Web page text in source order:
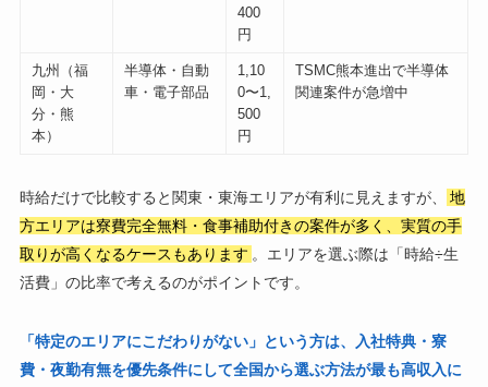
400
円
九州（福
岡・大
分・熊
本）
半導体・自動
車・電子部品
1,10
0〜1,
500
円
TSMC熊本進出で半導体
関連案件が急増中
時給だけで比較すると関東・東海エリアが有利に見えますが、
地
方エリアは寮費完全無料・食事補助付きの案件が多く、実質の手
取りが高くなるケースもあります 。エリアを選ぶ際は「時給÷生
活費」の比率で考えるのがポイントです。
「特定のエリアにこだわりがない」という方は、入社特典・寮
費・夜勤有無を優先条件にして全国から選ぶ方法が最も高収入に